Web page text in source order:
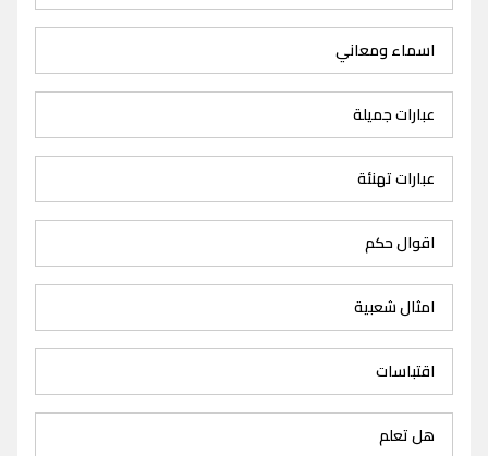
اسماء ومعاني
عبارات جميلة
عبارات تهنئة
اقوال حكم
امثال شعبية
اقتباسات
هل تعلم